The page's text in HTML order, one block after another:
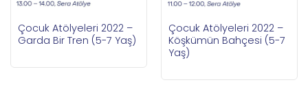
Çocuk Atölyeleri 2022 –
Garda Bir Tren (5-7 Yaş)
Çocuk Atölyeleri 2022 –
Köşkümün Bahçesi (5-7
Yaş)